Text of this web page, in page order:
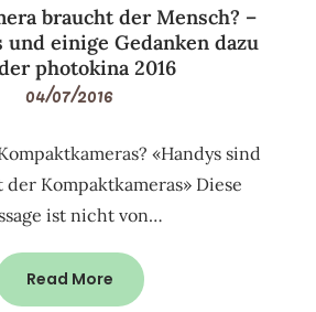
braucht der Mensch? –
und einige Gedanken dazu
photokina 2016
04/07/2016
«Handys sind
der Kompaktkameras» Diese
ist nicht von…
Read More